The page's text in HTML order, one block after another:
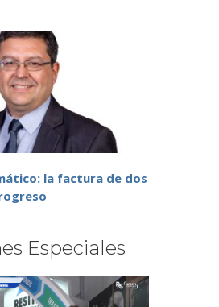
la factura de dos
Especiales